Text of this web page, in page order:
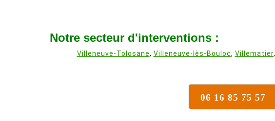
Notre secteur d'interventions :
Villeneuve-Tolosane, Villeneuve-lès-Bouloc, Villematier,
06 16 85 75 57